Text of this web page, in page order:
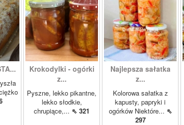
Krokodylki - ogórki
z...
Pyszne, lekko pikantne,
lekko słodkie,
chrupiące,... ⇖ 321
Najlepsza sałatka
z...
Kolorowa sałatka z
kapusty, papryki i
ogórków Niektóre... ⇖
297